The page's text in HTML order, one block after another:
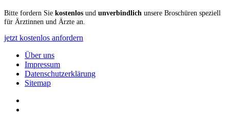
Bitte fordern Sie kostenlos und unverbindlich unsere Broschüren speziell
für Ärztinnen und Ärzte an.
jetzt kostenlos anfordern
Über uns
Impressum
Datenschutzerklärung
Sitemap